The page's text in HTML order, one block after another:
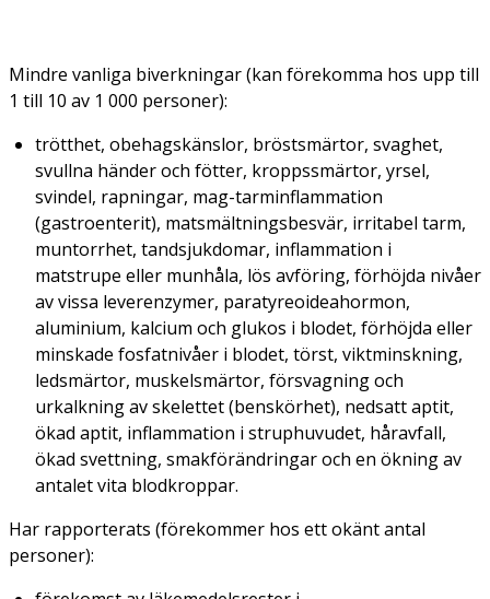
Mindre vanliga biverkningar (kan förekomma hos upp till
1 till 10 av 1 000 personer):
trötthet, obehagskänslor, bröstsmärtor, svaghet,
svullna händer och fötter, kroppssmärtor, yrsel,
svindel, rapningar, mag-tarminflammation
(gastroenterit), matsmältningsbesvär, irritabel tarm,
muntorrhet, tandsjukdomar, inflammation i
matstrupe eller munhåla, lös avföring, förhöjda nivåer
av vissa leverenzymer, paratyreoideahormon,
aluminium, kalcium och glukos i blodet, förhöjda eller
minskade fosfatnivåer i blodet, törst, viktminskning,
ledsmärtor, muskelsmärtor, försvagning och
urkalkning av skelettet (benskörhet), nedsatt aptit,
ökad aptit, inflammation i struphuvudet, håravfall,
ökad svettning, smakförändringar och en ökning av
antalet vita blodkroppar.
Har rapporterats (förekommer hos ett okänt antal
personer):